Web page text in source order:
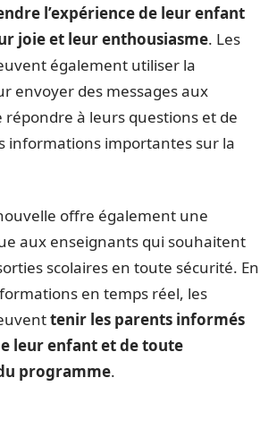
l’expérience de leur enfant
joie et leur enthousiasme. Les
également utiliser la
envoyer des messages aux
répondre à leurs questions et de
informations importantes sur la
offre également une
aux enseignants qui souhaitent
scolaires en toute sécurité. En
en temps réel, les
tenir les parents informés
leur enfant et de toute
programme.